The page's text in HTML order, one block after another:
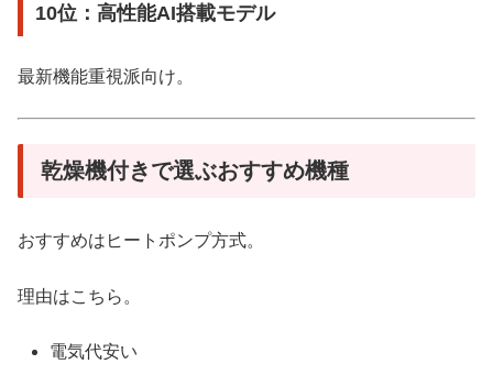
10位：高性能AI搭載モデル
最新機能重視派向け。
乾燥機付きで選ぶおすすめ機種
おすすめはヒートポンプ方式。
理由はこちら。
電気代安い